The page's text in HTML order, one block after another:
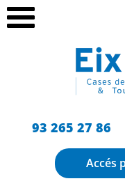
93 265 27 86
Accés